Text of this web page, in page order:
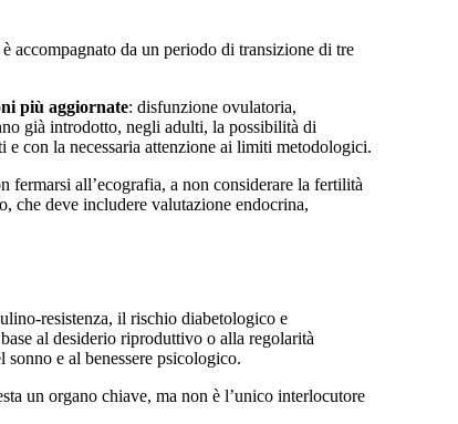
accompagnato da un periodo di transizione di tre
più aggiornate: disfunzione ovulatoria,
già introdotto, negli adulti, la possibilità di
con la necessaria attenzione ai limiti metodologici.
all’ecografia, a non considerare la fertilità
che deve includere valutazione endocrina,
resistenza, il rischio diabetologico e
al desiderio riproduttivo o alla regolarità
e al benessere psicologico.
un organo chiave, ma non è l’unico interlocutore